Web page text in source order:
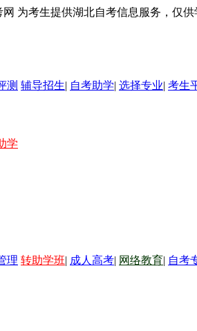
为考生提供湖北自考信息服务，仅
测 辅导招生| 自考助学| 选择专业| 考生
学
理 转助学班| 成人高考| 网络教育| 自考